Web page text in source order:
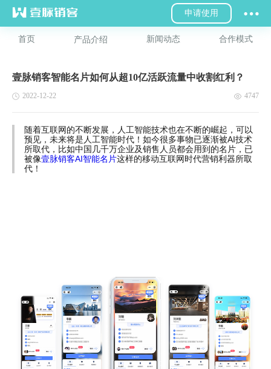
申请使用
首页 产品介绍 新闻动态 合作模式
壹脉销客智能名片如何从超10亿活跃流量中收割红利？
2022-12-22 4747
随着互联网的不断发展，人工智能技术也在不断的崛起，可以
预见，未来将是人工智能时代！如今很多事物已逐渐被AI技术
所取代，比如中国几千万企业及销售人员都会用到的名片，已
被像壹脉销客AI智能名片这样的移动互联网时代营销利器所取
代！